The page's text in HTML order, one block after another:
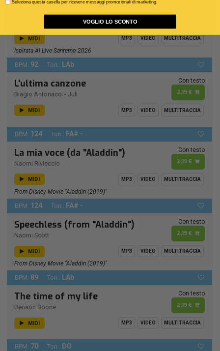
Sanremo 2026)
MIDI MP3 VIDEO MULTITRACCIA
Ispirata Al Live Sanremo 2026
BPM: 92 Ton.: LAb
L'ultima canzone
Biagio Antonacci - Juli
Con testo
2,19 €
MIDI MP3 VIDEO MULTITRACCIA
BPM: 124 Ton.: FA# -
La mia voce (da "Aladdin")
Naomi Rivieccio
Con testo
2,19 €
MIDI MP3 VIDEO MULTITRACCIA
From Disney Movie "Aladdin (2019)"
BPM: 124 Ton.: FA# -
Speechless (from "Aladdin")
Naomi Scott
Con testo
2,19 €
MIDI MP3 VIDEO MULTITRACCIA
From Disney Movie "Aladdin (2019)"
BPM: 89 Ton.: LAb
The time of my life
Benson Boone
Con testo
2,19 €
MIDI MP3 VIDEO MULTITRACCIA
BPM: 70 Ton.: DO
Seleziona questa casella per ricevere messaggi promozionali di marketing.
VOGLIO LO SCONTO